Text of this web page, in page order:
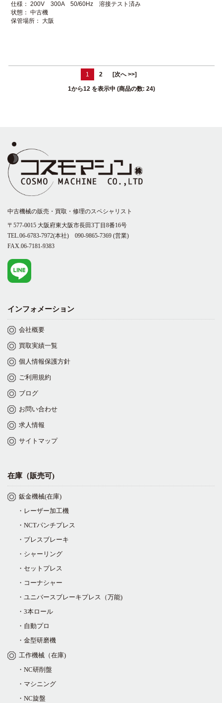
仕様： 200V 300A 50/60Hz 溶接テスト済み
状態： 中古機
保管場所： 大阪
1 2 [次へ >>]
1から12を表示中 (商品の数: 24)
中古機械の販売・買取・修理のスペシャリスト
〒577-0015 大阪府東大阪市長田3丁目8番16号
TEL.06-6783-7972(本社)
090-9865-7369 (営業)
FAX.06-7181-9383
インフォメーション
会社概要
買取実績一覧
個人情報保護方針
ご利用規約
ブログ
お問い合わせ
求人情報
サイトマップ
在庫（販売可)
鈑金機械(在庫)
・レーザー加工機
・NCTパンチプレス
・プレスブレーキ
・シャーリング
・セットプレス
・コーナシャー
・ユニバースブレーキプレス（万能)
・3本ロール
・自動プロ
・金型研磨機
工作機械（在庫)
・NC研削盤
・マシニング
・NC旋盤